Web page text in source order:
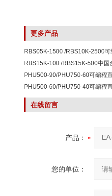
更多产品
RBS05K-1500 /RBS10K-2500
RBS15K-100 /RBS15K-500中国
列可编程双向直流电源
PHU500-90/PHU750-60可编程
PHU500-60/PHU750-40可编程
在线留言
产品：
您的单位：